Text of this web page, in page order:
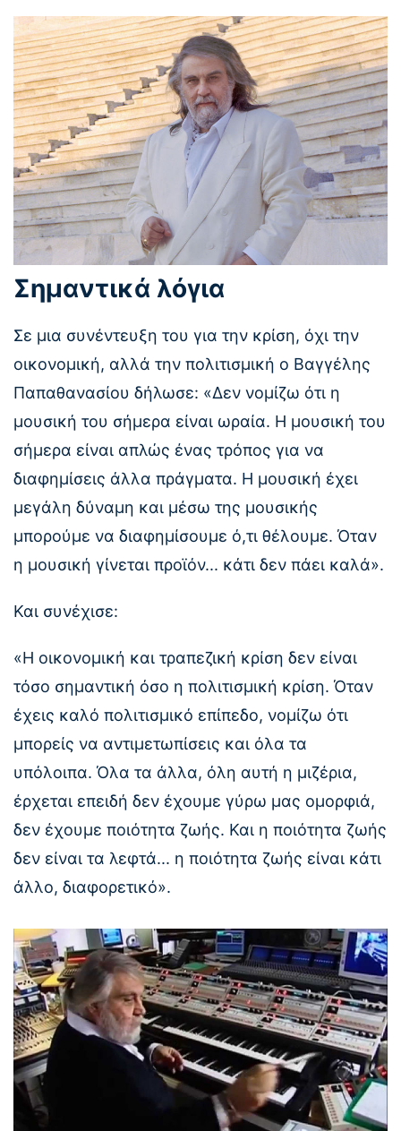
Σημαντικά λόγια
Σε μια συνέντευξη του για την κρίση, όχι την
οικονομική, αλλά την πολιτισμική ο Βαγγέλης
Παπαθανασίου δήλωσε: «Δεν νομίζω ότι η
μουσική του σήμερα είναι ωραία. Η μουσική του
σήμερα είναι απλώς ένας τρόπος για να
διαφημίσεις άλλα πράγματα. Η μουσική έχει
μεγάλη δύναμη και μέσω της μουσικής
μπορούμε να διαφημίσουμε ό,τι θέλουμε. Όταν
η μουσική γίνεται προϊόν... κάτι δεν πάει καλά».
Και συνέχισε:
«Η οικονομική και τραπεζική κρίση δεν είναι
τόσο σημαντική όσο η πολιτισμική κρίση. Όταν
έχεις καλό πολιτισμικό επίπεδο, νομίζω ότι
μπορείς να αντιμετωπίσεις και όλα τα
υπόλοιπα. Όλα τα άλλα, όλη αυτή η μιζέρια,
έρχεται επειδή δεν έχουμε γύρω μας ομορφιά,
δεν έχουμε ποιότητα ζωής. Και η ποιότητα ζωής
δεν είναι τα λεφτά... η ποιότητα ζωής είναι κάτι
άλλο, διαφορετικό».